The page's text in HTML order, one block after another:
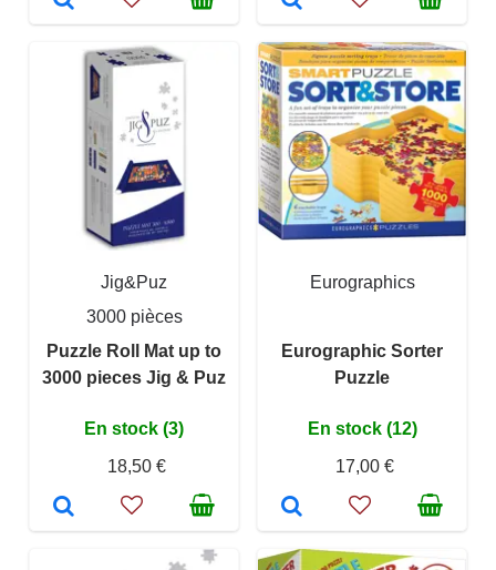
Jig&Puz
3000 pièces
Puzzle Roll Mat up to
3000 pieces Jig & Puz
En stock (3)
18,50 €
Eurographics
Eurographic Sorter
Puzzle
En stock (12)
17,00 €